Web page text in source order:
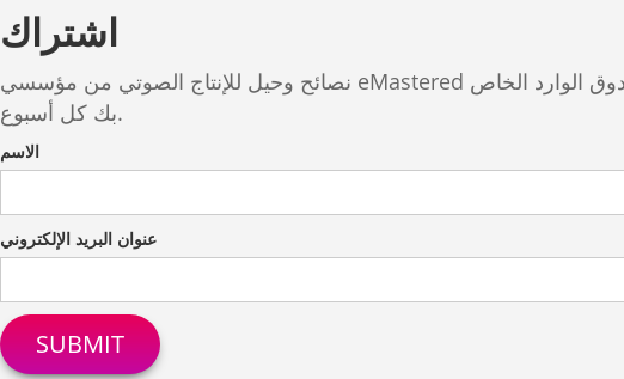
اشتراك
نصائح وحيل للإنتاج الصوتي من مؤسسي eMastered الحائزين على جائزة جرامي مباشرةً إلى صندوق الوارد الخاص
بك كل أسبوع.
الاسم
عنوان البريد الإلكتروني